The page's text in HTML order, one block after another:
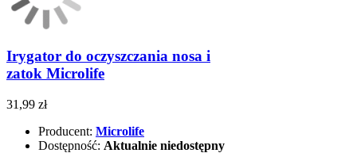
Irygator do oczyszczania nosa i
zatok Microlife
31,99 zł
Producent: Microlife
Dostępność: Aktualnie niedostępny